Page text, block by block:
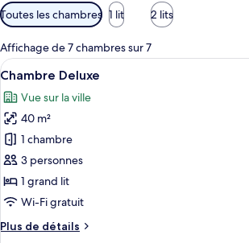
Filtres
disponibles
pour
les
chambres
Toutes les chambres 1 lit 2 lits
Affichage de 7 chambres sur 7
Afficher
toutes
les
photos
pour
ce
type
de
chambre :
Chambre
Une
8
Chambre Deluxe
Vue sur la ville
40 m²
1 chambre
3 personnes
1 grand lit
Wi-Fi gratuit
Plus de détails
Plus